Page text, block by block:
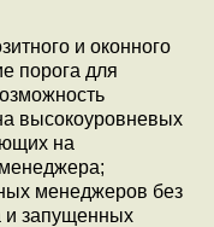
и оконного
порога для
высокоуровневых
на
менеджеров без
и запущенных